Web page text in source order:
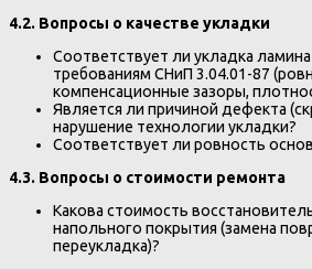
4.2. Вопросы о качестве укладки
Соответствует ли укладка
требованиям СНиП 3.04.01-87
компенсационные зазоры,
Является ли причиной дефекта
нарушение технологии укладки?
Соответствует ли ровность
4.3. Вопросы о стоимости ремонта
Какова стоимость
напольного покрытия (замена
переукладка)?